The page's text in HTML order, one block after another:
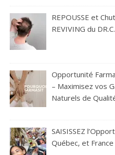
REPOUSSE et
REVIVING du
Opportunité
– Maximisez vos
Naturels de
SAISISSEZ
Québec, et France